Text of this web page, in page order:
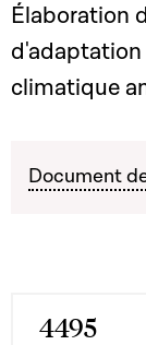
Élaboration
climatique
Document
4495